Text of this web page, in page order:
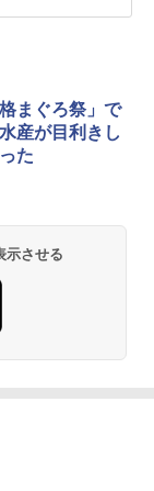
まぐろ祭」で
産が目利きし
た
示させる